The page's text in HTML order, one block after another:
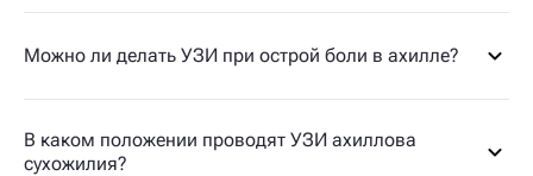
Можно ли делать УЗИ при острой боли в ахилле?
В каком положении проводят УЗИ ахиллова
сухожилия?